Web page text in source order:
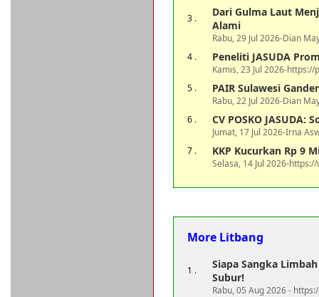
3 .
Dari Gulma Laut
Alami
Rabu, 29 Jul 2026-Dian
4 .
Peneliti JASUDA
Kamis, 23 Jul 2026-
5 .
PAIR Sulawesi
Rabu, 22 Jul 2026-Dian
6 .
CV POSKO
Jumat, 17 Jul 2026-Irna
7 .
KKP Kucurkan Rp 9
Selasa, 14 Jul 2026-
More Litbang
1 .
Siapa Sangka
Subur!
Rabu, 05 Aug 2026 -